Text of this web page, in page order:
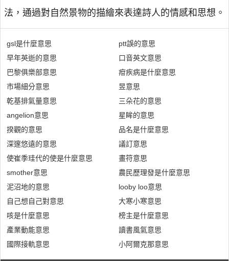
法，通過對自然景物的描繪來表達詩人的情感和思想。
gsl是什麼意思
早年英逝的意思
巴黎俱樂部意思
市場細分意思
乾基排氣量意思
angelion意思
揆觀的意思
深邃悠遠的意思
使崔季珪代的使是什麼意思
smother意思
泥沼地的意思
自己想自己對意思
咳是什麼意思
產業動能意思
國際接軌意思
ptt誤的意思
口音英文意思
疳疾病是什麼意思
昱意思
三朵花的意思
星眸的意思
品名是什麼意思
議訂意思
畫符意思
農民歷理發是什麼意思
looby loo意思
大寒小寒意思
榜主是什麼意思
讀書風氣意思
小阿爾克那意思